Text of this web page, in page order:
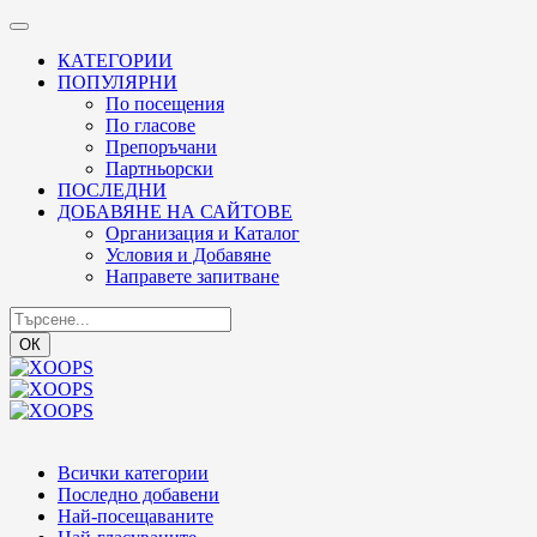
КАТЕГОРИИ
ПОПУЛЯРНИ
По посещения
По гласове
Препоръчани
Партньорски
ПОСЛЕДНИ
ДОБАВЯНЕ НА САЙТОВЕ
Организация и Каталог
Условия и Добавяне
Направете запитване
ОК
Всички категории
Последно добавени
Най-посещаваните